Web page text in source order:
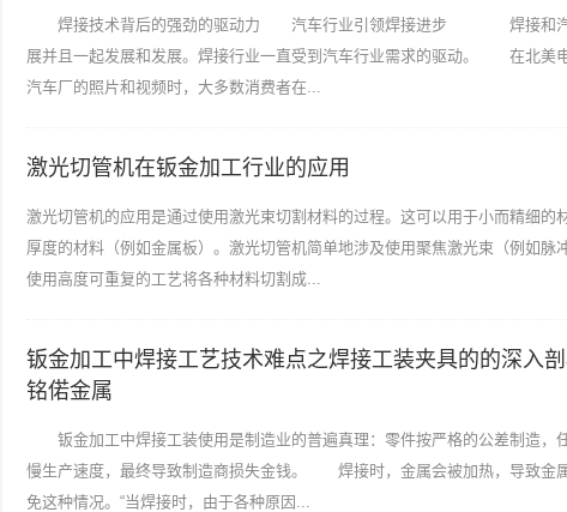
焊接技术背后的强劲的驱动力 汽车行业引领焊接进步 焊接和汽
展并且一起发展和发展。焊接行业一直受到汽车行业需求的驱动。 在北美
汽车厂的照片和视频时，大多数消费者在...
激光切管机在钣金加工行业的应用
激光切管机的应用是通过使用激光束切割材料的过程。这可以用于小而精细的
厚度的材料（例如金属板）。激光切管机简单地涉及使用聚焦激光束（例如脉
使用高度可重复的工艺将各种材料切割成...
钣金加工中焊接工艺技术难点之焊接工装夹具的的深入
铭偌金属
钣金加工中焊接工装使用是制造业的普遍真理：零件按严格的公差制造，
慢生产速度，最终导致制造商损失金钱。 焊接时，金属会被加热，导致金
免这种情况。“当焊接时，由于各种原因...